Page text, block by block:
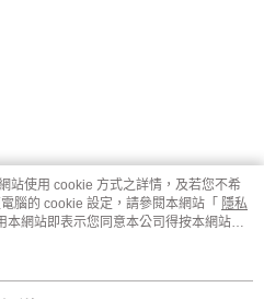
站使用 cookie 方式之詳情，及若您不希
腦的 cookie 設定，請參閱本網站「 隱私
本網站即表示您同意本公司得按本網站使